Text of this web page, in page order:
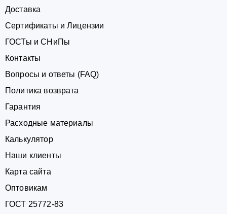
Доставка
Сертификаты и Лицензии
ГОСТы и СНиПы
Контакты
Вопросы и ответы (FAQ)
Политика возврата
Гарантия
Расходные материалы
Калькулятор
Наши клиенты
Карта сайта
Оптовикам
ГОСТ 25772-83